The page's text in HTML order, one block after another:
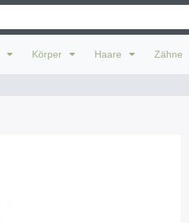
Körper Haare Zähne